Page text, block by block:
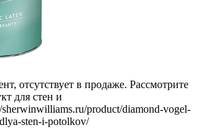
отсутствует в продаже. Рассмотрите
для стен и
sherwinwilliams.ru/product/diamond-vogel-
sten-i-potolkov/